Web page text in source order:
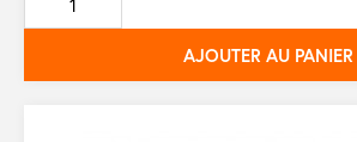
base
AJOUTER AU PANIER